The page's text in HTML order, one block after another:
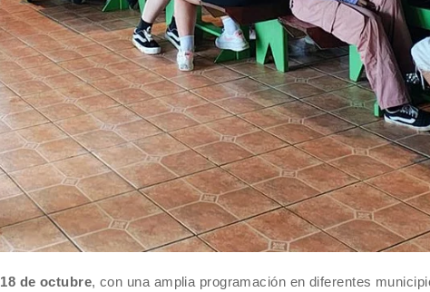
18 de octubre, con una amplia programación en diferentes